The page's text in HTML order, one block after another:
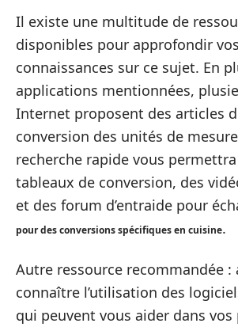
Il existe une multitude de
disponibles pour approfondir vos
connaissances sur ce sujet. En
applications mentionnées,
Internet proposent des articles
conversion des unités de
recherche rapide vous
tableaux de conversion, des
et des forum d’entraide pour
pour des conversions spécifiques en cuisine.
Autre ressource recommandée :
connaître l’utilisation des
qui peuvent vous aider dans vos